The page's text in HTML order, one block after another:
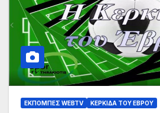
ΕΚΠΟΜΠΈΣ WEBTV ΚΕΡΚΊΔΑ ΤΟΥ ΈΒΡΟΥ